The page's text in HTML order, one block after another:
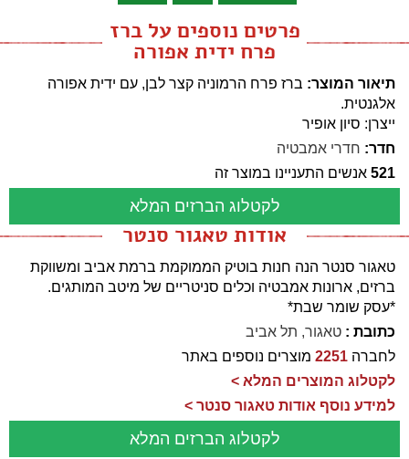
פרטים נוספים על ברז
פרח ידית אפורה
תיאור המוצר: ברז פרח הרמוניה קצר לבן, עם ידית אפורה
אלגנטית.
ייצרן: סיון אופיר
חדר: חדרי אמבטיה
521 אנשים התעניינו במוצר זה
לקטלוג הברזים המלא
אודות טאגור סנטר
טאגור סנטר הנה חנות בוטיק הממוקמת ברמת אביב ומשווקת
ברזים, ארונות אמבטיה וכלים סניטריים של מיטב המותגים.
*עסק שומר שבת*
כתובת : טאגור, תל אביב
לחברה 2251 מוצרים נוספים באתר
לקטלוג המוצרים המלא >
למידע נוסף אודות טאגור סנטר >
לקטלוג הברזים המלא